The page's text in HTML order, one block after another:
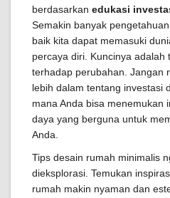
berdasarkan edukasi
Semakin banyak
baik kita dapat memasuki
percaya diri. Kuncinya
terhadap perubahan. Jangan
lebih dalam tentang investasi
mana Anda bisa menemukan
daya yang berguna untuk
Anda.
Tips desain rumah minimalis
dieksplorasi. Temukan
rumah makin nyaman dan